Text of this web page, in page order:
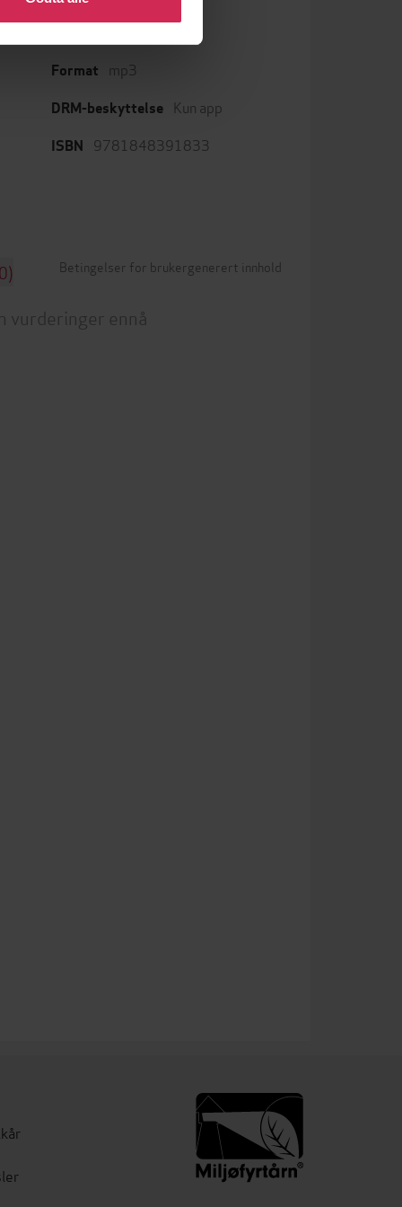
Format mp3
DRM-beskyttelse Kun app
ISBN 9781848391833
Betingelser for brukergenerert innhold
vurderinger ennå